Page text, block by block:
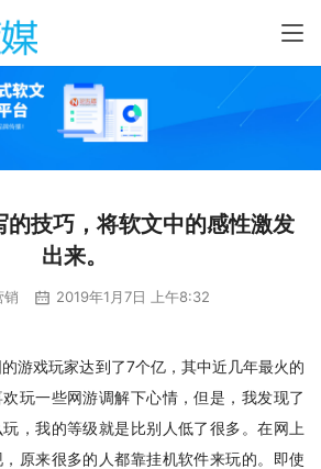
的技巧，将软文中的感性激发
出来。
销 2019年1月7日 上午8:32
游戏玩家达到了7个亿，其中近几年最火的
玩一些网游调解下心情，但是，我发现了
，我的等级就是比别人低了很多。在网上
原来很多的人都靠挂机软件来玩的。即使